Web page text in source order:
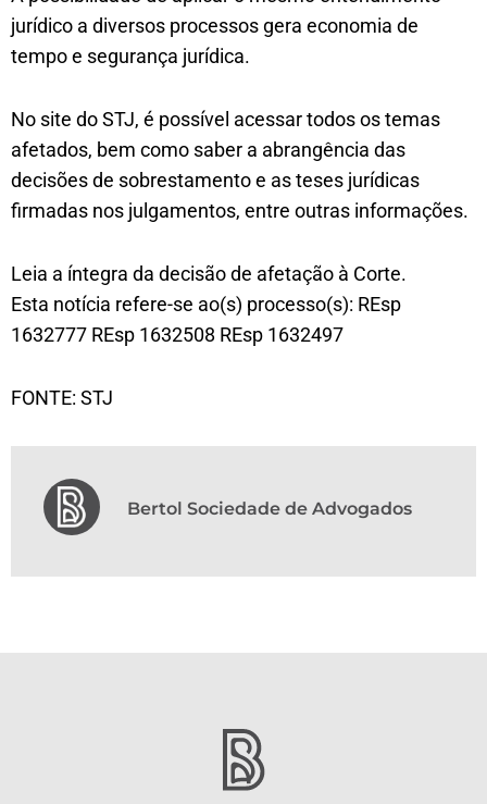
jurídico a diversos processos gera economia de
tempo e segurança jurídica.
No site do STJ, é possível acessar todos os temas
afetados, bem como saber a abrangência das
decisões de sobrestamento e as teses jurídicas
firmadas nos julgamentos, entre outras informações.
Leia a íntegra da decisão de afetação à Corte.
Esta notícia refere-se ao(s) processo(s): REsp
1632777 REsp 1632508 REsp 1632497
FONTE: STJ
Bertol Sociedade de Advogados